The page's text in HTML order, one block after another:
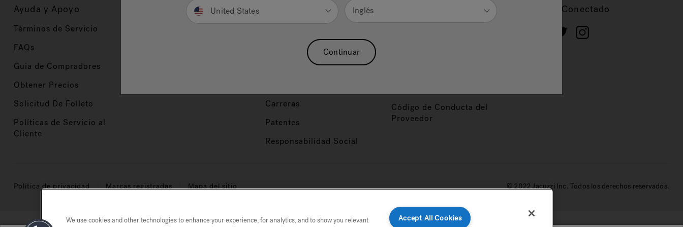
Ayuda y Apoyo
Términos de Servicio
FAQs
Guia de Compradores
Obtener Precios
Solicitud De Folleto
Políticas de Servicio al
Cliente
Propietarios Nuestra Marca
Hidroterapia
Asociaciones
Carreras
Patentes
Responsabilidad Social
Código de Conducta del
Proveedor
Mantente Conectado
Política de privacidad Marcas registradas Mapa del sitio © 2022 Jacuzzi Inc. Todos los derechos reservados.
United States Inglés
Continuar
We use cookies and other technologies to enhance your experience, for analytics, and to show you relevant
Accept All Cookies